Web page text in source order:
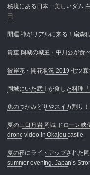
秘境にある日本一美しいダム
田
開運 神がリアルに来る！扇森
貴重 岡城の城主・中川公が食
彼岸花・開花状況 2019 七ツ森
岡城にいた武士が食した料理「
魚のつかみどりやスイカ割り
夏の三日月岩 岡城 ドローン映
drone video in Okajou castle
夏の夜にライトアップされた
summer evening. Japan’s